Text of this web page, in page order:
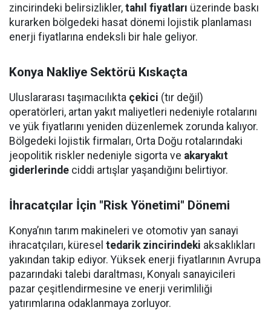
zincirindeki belirsizlikler, tahıl fiyatları üzerinde baskı
kurarken bölgedeki hasat dönemi lojistik planlaması
enerji fiyatlarına endeksli bir hale geliyor.
Konya Nakliye Sektörü Kıskaçta
Uluslararası taşımacılıkta çekici (tır değil)
operatörleri, artan yakıt maliyetleri nedeniyle rotalarını
ve yük fiyatlarını yeniden düzenlemek zorunda kalıyor.
Bölgedeki lojistik firmaları, Orta Doğu rotalarındaki
jeopolitik riskler nedeniyle sigorta ve akaryakıt
giderlerinde ciddi artışlar yaşandığını belirtiyor.
İhracatçılar İçin "Risk Yönetimi" Dönemi
Konya’nın tarım makineleri ve otomotiv yan sanayi
ihracatçıları, küresel tedarik zincirindeki aksaklıkları
yakından takip ediyor. Yüksek enerji fiyatlarının Avrupa
pazarındaki talebi daraltması, Konyalı sanayicileri
pazar çeşitlendirmesine ve enerji verimliliği
yatırımlarına odaklanmaya zorluyor.